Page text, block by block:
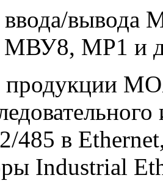
ввода/
МР1 и
485 в
Industrial